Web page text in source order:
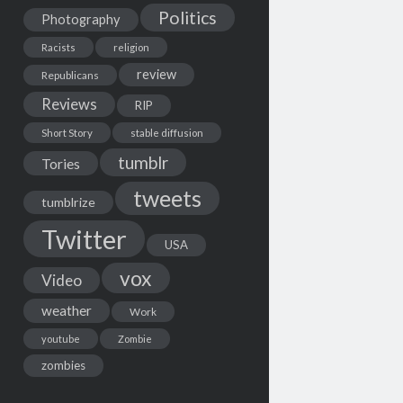
Photography Politics
Racists religion
Republicans review
Reviews RIP
Short Story stable diffusion
Tories tumblr
tumblrize tweets
Twitter USA
Video vox
weather Work
youtube Zombie
zombies